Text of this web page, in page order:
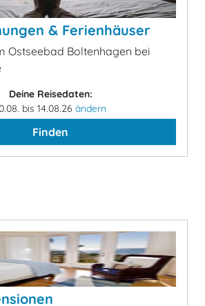
& Ferienhäuser
Ostseebad Boltenhagen bei
Deine Reisedaten:
bis 14.08.26 ändern
Finden